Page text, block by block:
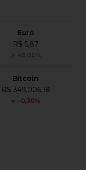
Euro
R$ 5,87
+0,00%
Bitcoin
R$ 349,006,18
-0,30%